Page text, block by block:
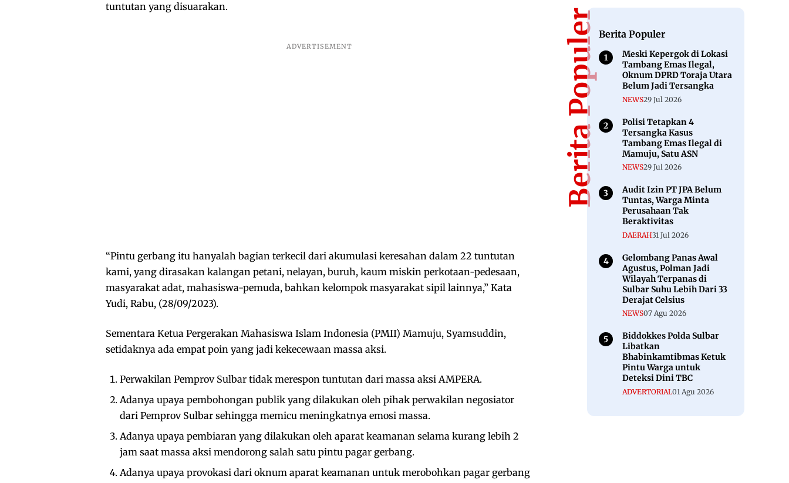
tuntutan yang disuarakan.
“Pintu gerbang itu hanyalah bagian terkecil dari akumulasi keresahan dalam 22 tuntutan
kami, yang dirasakan kalangan petani, nelayan, buruh, kaum miskin perkotaan-pedesaan,
masyarakat adat, mahasiswa-pemuda, bahkan kelompok masyarakat sipil lainnya,” Kata
Yudi, Rabu, (28/09/2023).
Sementara Ketua Pergerakan Mahasiswa Islam Indonesia (PMII) Mamuju, Syamsuddin,
setidaknya ada empat poin yang jadi kekecewaan massa aksi.
Perwakilan Pemprov Sulbar tidak merespon tuntutan dari massa aksi AMPERA.
Adanya upaya pembohongan publik yang dilakukan oleh pihak perwakilan negosiator
dari Pemprov Sulbar sehingga memicu meningkatnya emosi massa.
Adanya upaya pembiaran yang dilakukan oleh aparat keamanan selama kurang lebih 2
jam saat massa aksi mendorong salah satu pintu pagar gerbang.
Adanya upaya provokasi dari oknum aparat keamanan untuk merobohkan pagar gerbang
Berita PopulerBerita Populer
Meski Kepergok di Lokasi
Tambang Emas Ilegal,
Oknum DPRD Toraja Utara
Belum Jadi Tersangka
NEWS29 Jul 2026
Polisi Tetapkan 4
Tersangka Kasus
Tambang Emas Ilegal di
Mamuju, Satu ASN
NEWS29 Jul 2026
Audit Izin PT JPA Belum
Tuntas, Warga Minta
Perusahaan Tak
Beraktivitas
DAERAH31 Jul 2026
Gelombang Panas Awal
Agustus, Polman Jadi
Wilayah Terpanas di
Sulbar Suhu Lebih Dari 33
Derajat Celsius
NEWS07 Agu 2026
Biddokkes Polda Sulbar
Libatkan
Bhabinkamtibmas Ketuk
Pintu Warga untuk
Deteksi Dini TBC
ADVERTORIAL01 Agu 2026